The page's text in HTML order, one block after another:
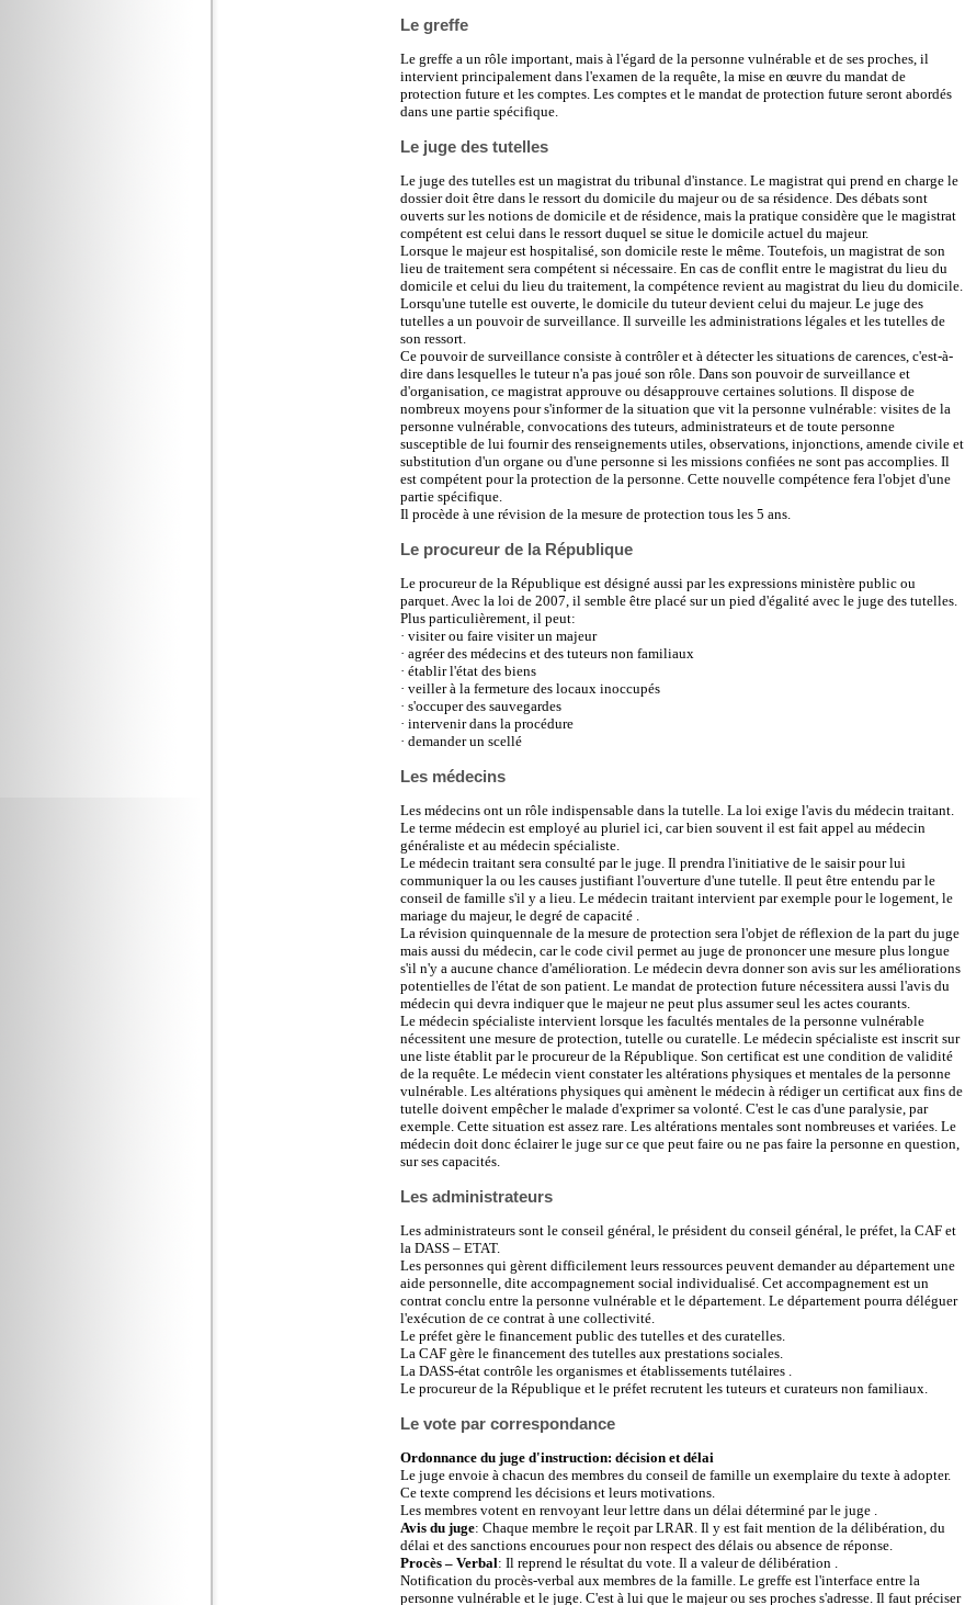
Le greffe
Le greffe a un rôle important, mais à l'égard de la personne vulnérable et de ses proches, il
intervient principalement dans l'examen de la requête, la mise en œuvre du mandat de
protection future et les comptes. Les comptes et le mandat de protection future seront abordés
dans une partie spécifique.
Le juge des tutelles
Le juge des tutelles est un magistrat du tribunal d'instance. Le magistrat qui prend en charge le
dossier doit être dans le ressort du domicile du majeur ou de sa résidence. Des débats sont
ouverts sur les notions de domicile et de résidence, mais la pratique considère que le magistrat
compétent est celui dans le ressort duquel se situe le domicile actuel du majeur.
Lorsque le majeur est hospitalisé, son domicile reste le même. Toutefois, un magistrat de son
lieu de traitement sera compétent si nécessaire. En cas de conflit entre le magistrat du lieu du
domicile et celui du lieu du traitement, la compétence revient au magistrat du lieu du domicile.
Lorsqu'une tutelle est ouverte, le domicile du tuteur devient celui du majeur. Le juge des
tutelles a un pouvoir de surveillance. Il surveille les administrations légales et les tutelles de
son ressort.
Ce pouvoir de surveillance consiste à contrôler et à détecter les situations de carences, c'est-à-
dire dans lesquelles le tuteur n'a pas joué son rôle. Dans son pouvoir de surveillance et
d'organisation, ce magistrat approuve ou désapprouve certaines solutions. Il dispose de
nombreux moyens pour s'informer de la situation que vit la personne vulnérable: visites de la
personne vulnérable, convocations des tuteurs, administrateurs et de toute personne
susceptible de lui fournir des renseignements utiles, observations, injonctions, amende civile et
substitution d'un organe ou d'une personne si les missions confiées ne sont pas accomplies. Il
est compétent pour la protection de la personne. Cette nouvelle compétence fera l'objet d'une
partie spécifique.
Il procède à une révision de la mesure de protection tous les 5 ans.
Le procureur de la République
Le procureur de la République est désigné aussi par les expressions ministère public ou
parquet. Avec la loi de 2007, il semble être placé sur un pied d'égalité avec le juge des tutelles.
Plus particulièrement, il peut:
· visiter ou faire visiter un majeur
· agréer des médecins et des tuteurs non familiaux
· établir l'état des biens
· veiller à la fermeture des locaux inoccupés
· s'occuper des sauvegardes
· intervenir dans la procédure
· demander un scellé
Les médecins
Les médecins ont un rôle indispensable dans la tutelle. La loi exige l'avis du médecin traitant.
Le terme médecin est employé au pluriel ici, car bien souvent il est fait appel au médecin
généraliste et au médecin spécialiste.
Le médecin traitant sera consulté par le juge. Il prendra l'initiative de le saisir pour lui
communiquer la ou les causes justifiant l'ouverture d'une tutelle. Il peut être entendu par le
conseil de famille s'il y a lieu. Le médecin traitant intervient par exemple pour le logement, le
mariage du majeur, le degré de capacité .
La révision quinquennale de la mesure de protection sera l'objet de réflexion de la part du juge
mais aussi du médecin, car le code civil permet au juge de prononcer une mesure plus longue
s'il n'y a aucune chance d'amélioration. Le médecin devra donner son avis sur les améliorations
potentielles de l'état de son patient. Le mandat de protection future nécessitera aussi l'avis du
médecin qui devra indiquer que le majeur ne peut plus assumer seul les actes courants.
Le médecin spécialiste intervient lorsque les facultés mentales de la personne vulnérable
nécessitent une mesure de protection, tutelle ou curatelle. Le médecin spécialiste est inscrit sur
une liste établit par le procureur de la République. Son certificat est une condition de validité
de la requête. Le médecin vient constater les altérations physiques et mentales de la personne
vulnérable. Les altérations physiques qui amènent le médecin à rédiger un certificat aux fins de
tutelle doivent empêcher le malade d'exprimer sa volonté. C'est le cas d'une paralysie, par
exemple. Cette situation est assez rare. Les altérations mentales sont nombreuses et variées. Le
médecin doit donc éclairer le juge sur ce que peut faire ou ne pas faire la personne en question,
sur ses capacités.
Les administrateurs
Les administrateurs sont le conseil général, le président du conseil général, le préfet, la CAF et
la DASS – ETAT.
Les personnes qui gèrent difficilement leurs ressources peuvent demander au département une
aide personnelle, dite accompagnement social individualisé. Cet accompagnement est un
contrat conclu entre la personne vulnérable et le département. Le département pourra déléguer
l'exécution de ce contrat à une collectivité.
Le préfet gère le financement public des tutelles et des curatelles.
La CAF gère le financement des tutelles aux prestations sociales.
La DASS-état contrôle les organismes et établissements tutélaires .
Le procureur de la République et le préfet recrutent les tuteurs et curateurs non familiaux.
Le vote par correspondance
Ordonnance du juge d'instruction: décision et délai
Le juge envoie à chacun des membres du conseil de famille un exemplaire du texte à adopter.
Ce texte comprend les décisions et leurs motivations.
Les membres votent en renvoyant leur lettre dans un délai déterminé par le juge .
Avis du juge: Chaque membre le reçoit par LRAR. Il y est fait mention de la délibération, du
délai et des sanctions encourues pour non respect des délais ou absence de réponse.
Procès – Verbal: Il reprend le résultat du vote. Il a valeur de délibération .
Notification du procès-verbal aux membres de la famille. Le greffe est l'interface entre la
personne vulnérable et le juge. C'est à lui que le majeur ou ses proches s'adresse. Il faut préciser